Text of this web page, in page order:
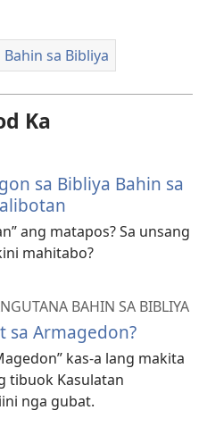
sa Bibliya
Ka
sa Bibliya Bahin sa
ang matapos? Sa unsang
mahitabo?
BAHIN SA BIBLIYA
sa Armagedon?
kas-a lang makita
tibuok Kasulatan
nga gubat.